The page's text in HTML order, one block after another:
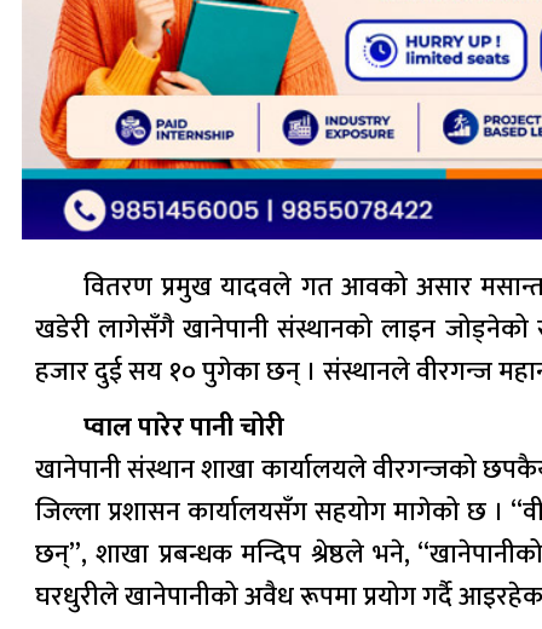
वितरण प्रमुख यादवले गत आवको असार
खडेरी लागेसँगै खानेपानी संस्थानको लाइन
हजार दुई सय १० पुगेका छन् । संस्थानले वीरगन्ज
प्वाल पारेर पानी चोरी
खानेपानी संस्थान शाखा कार्यालयले वीरगन्जको
जिल्ला प्रशासन कार्यालयसँग सहयोग मागेको छ ।
छन्”, शाखा प्रबन्धक मन्दिप श्रेष्ठले भने,
घरधुरीले खानेपानीको अवैध रूपमा प्रयोग गर्दै